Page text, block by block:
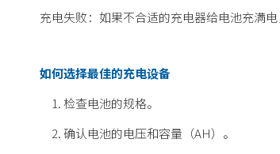
充电失败：如果不合适的充电器给电池充满电
如何选择最佳的充电设备
检查电池的规格。
确认电池的电压和容量（AH）。